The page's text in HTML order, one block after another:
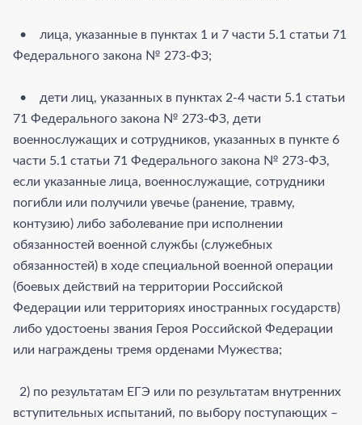
• лица, указанные в пунктах 1 и 7 части 5.1 статьи 71
Федерального закона № 273-ФЗ;
• дети лиц, указанных в пунктах 2-4 части 5.1 статьи
71 Федерального закона № 273-ФЗ, дети
военнослужащих и сотрудников, указанных в пункте 6
части 5.1 статьи 71 Федерального закона № 273-ФЗ,
если указанные лица, военнослужащие, сотрудники
погибли или получили увечье (ранение, травму,
контузию) либо заболевание при исполнении
обязанностей военной службы (служебных
обязанностей) в ходе специальной военной операции
(боевых действий на территории Российской
Федерации или территориях иностранных государств)
либо удостоены звания Героя Российской Федерации
или награждены тремя орденами Мужества;
2) по результатам ЕГЭ или по результатам внутренних
вступительных испытаний, по выбору поступающих –